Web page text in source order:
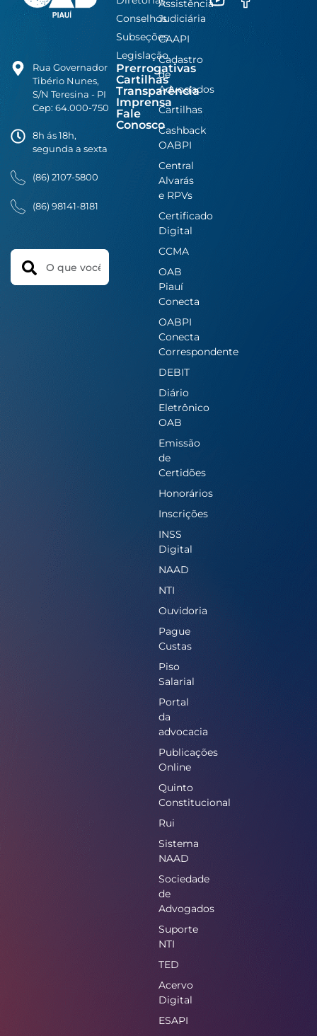
Rua Governador
Tibério Nunes,
S/N Teresina - PI
Cep: 64.000-750
8h ás 18h,
segunda a sexta
(86) 2107-5800
(86) 98141-8181
Search
Conselhos
Subseções
Legislação
Prerrogativas
Cartilhas
Transparência
Imprensa
Fale
Conosco
Assistência
Judiciária
CAAPI
Cadastro
de
Advogados
Cartilhas
Cashback
OABPI
Central
Alvarás
e RPVs
Certificado
Digital
CCMA
OAB
Piauí
Conecta
OABPI
Conecta
Correspondente
DEBIT
Diário
Eletrônico
OAB
Emissão
de
Certidões
Honorários
Inscrições
INSS
Digital
NAAD
NTI
Ouvidoria
Pague
Custas
Piso
Salarial
Portal
da
advocacia
Publicações
Online
Quinto
Constitucional
Rui
Sistema
NAAD
Sociedade
de
Advogados
Suporte
NTI
TED
Acervo
Digital
ESAPI